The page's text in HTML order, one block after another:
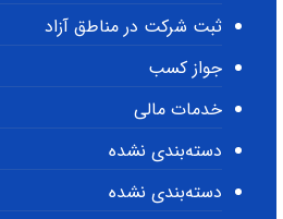
ثبت شرکت در مناطق آزاد
جواز کسب
خدمات مالی
دسته‌بندی نشده
دسته‌بندی نشده